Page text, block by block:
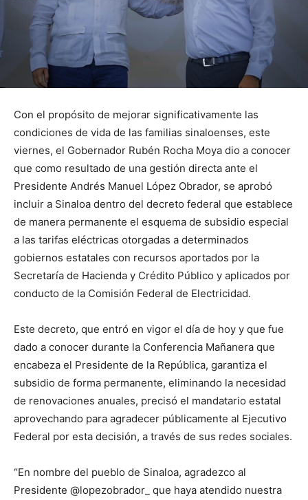
Con el propósito de mejorar significativamente las
condiciones de vida de las familias sinaloenses, este
viernes, el Gobernador Rubén Rocha Moya dio a conocer
que como resultado de una gestión directa ante el
Presidente Andrés Manuel López Obrador, se aprobó
incluir a Sinaloa dentro del decreto federal que establece
de manera permanente el esquema de subsidio especial
a las tarifas eléctricas otorgadas a determinados
gobiernos estatales con recursos aportados por la
Secretaría de Hacienda y Crédito Público y aplicados por
conducto de la Comisión Federal de Electricidad.
Este decreto, que entró en vigor el día de hoy y que fue
dado a conocer durante la Conferencia Mañanera que
encabeza el Presidente de la República, garantiza el
subsidio de forma permanente, eliminando la necesidad
de renovaciones anuales, precisó el mandatario estatal
aprovechando para agradecer públicamente al Ejecutivo
Federal por esta decisión, a través de sus redes sociales.
“En nombre del pueblo de Sinaloa, agradezco al
Presidente @lopezobrador_ que haya atendido nuestra